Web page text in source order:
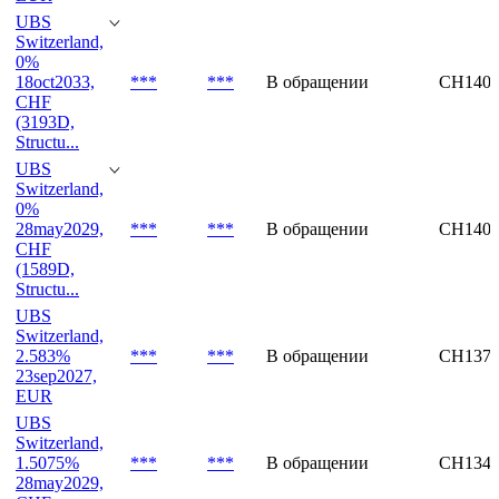
UBS
Switzerland,
0%
18oct2033,
CHF
(3193D,
Structu...
*** *** В обращении
UBS
Switzerland,
0%
28may2029,
CHF
(1589D,
Structu...
*** *** В обращении
UBS
Switzerland,
2.583%
23sep2027,
EUR
*** *** В обращении
UBS
Switzerland,
1.5075%
28may2029,
*** *** В обращении